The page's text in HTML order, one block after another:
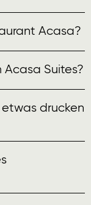
Acasa?
Suites?
etwas drucken